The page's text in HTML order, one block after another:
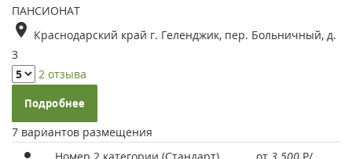
ПАНСИОНАТ
Краснодарский край г. Геленджик, пер. Больничный, д.
3
2 отзыва
Подробнее
7 вариантов размещения